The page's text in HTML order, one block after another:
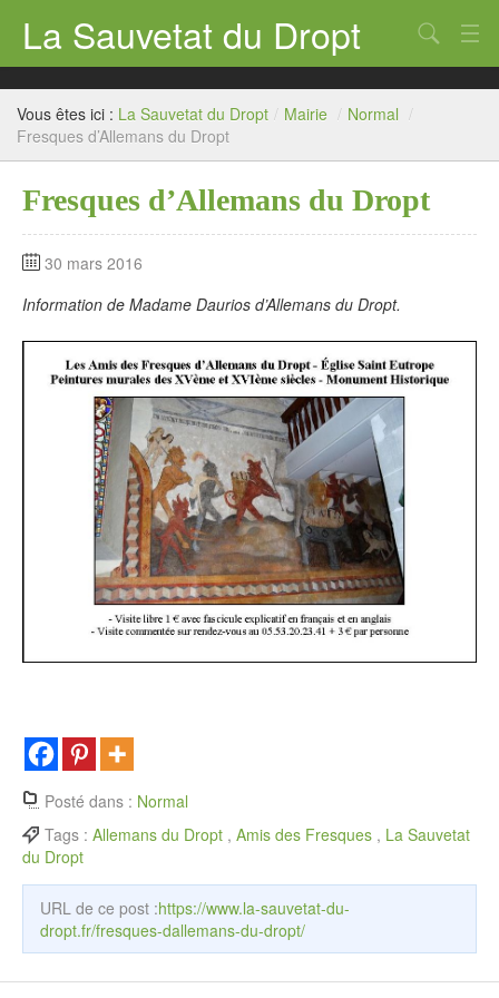
La Sauvetat du Dropt
Accueil
Mairie
Écoles
Archives
Agenda 2026
Chercher
Vous êtes ici : La Sauvetat du Dropt / Mairie / Normal /
Fresques d’Allemans du Dropt
Fresques d’Allemans du Dropt
30 mars 2016
Information de Madame Daurios d’Allemans du Dropt.
Posté dans : Normal
Tags : Allemans du Dropt , Amis des Fresques , La Sauvetat
du Dropt
URL de ce post :https://www.la-sauvetat-du-
dropt.fr/fresques-dallemans-du-dropt/